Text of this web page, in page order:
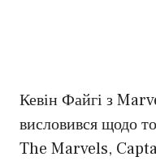
Кевін Файгі з
висловився щодо
The Marvels,